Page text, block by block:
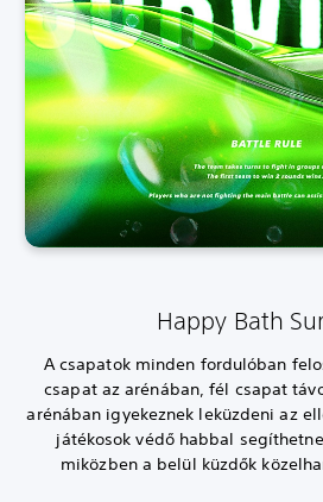
Happy Bath
A csapatok minden fordulóban
csapat az arénában, fél csapat
arénában igyekeznek leküzdeni az
játékosok védő habbal
miközben a belül küzdők